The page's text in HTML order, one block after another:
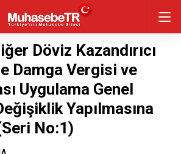
Döviz Kazandırıcı
Damga Vergisi ve
Uygulama Genel
Yapılmasına
No:1)